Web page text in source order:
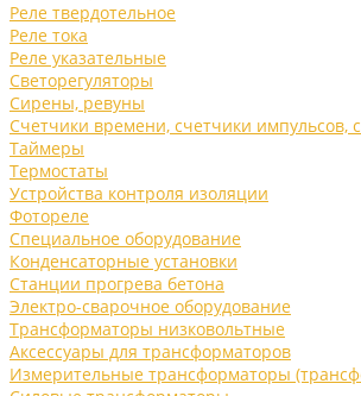
Реле твердотельное
Реле тока
Реле указательные
Светорегуляторы
Сирены, ревуны
Счетчики времени, счетчики импульсов,
Таймеры
Термостаты
Устройства контроля изоляции
Фотореле
Специальное оборудование
Конденсаторные установки
Станции прогрева бетона
Электро-сварочное оборудование
Трансформаторы низковольтные
Аксессуары для трансформаторов
Измерительные трансформаторы